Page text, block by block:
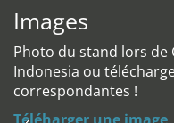
Images
Photo du stand lors de
Indonesia ou
correspondantes !